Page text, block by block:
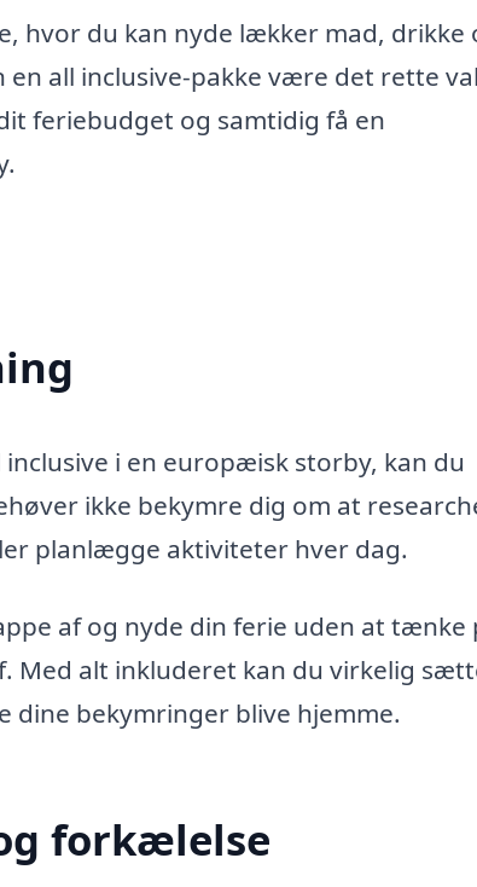
hvor du kan nyde lækker mad, drikke
all inclusive-pakke være det rette
feriebudget og samtidig få en
i en europæisk storby, kan du
ikke bekymre dig om at
planlægge aktiviteter hver dag.
af og nyde din ferie uden at tænke
Med alt inkluderet kan du virkelig
dine bekymringer blive hjemme.
forkælelse